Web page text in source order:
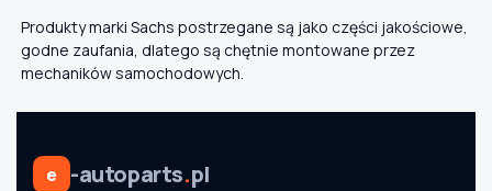
Produkty marki Sachs postrzegane są jako części jakościowe,
godne zaufania, dlatego są chętnie montowane przez
mechaników samochodowych.
e -autoparts.pl